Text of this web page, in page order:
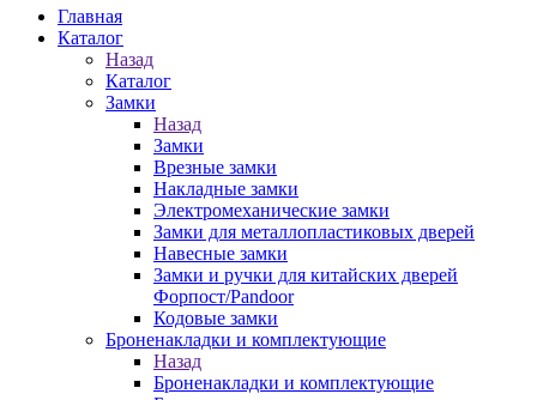
Главная
Каталог
Назад
Каталог
Замки
Назад
Замки
Врезные замки
Накладные замки
Электромеханические замки
Замки для металлопластиковых дверей
Навесные замки
Замки и ручки для китайских дверей
Форпост/Раndoor
Кодовые замки
Броненакладки и комплектующие
Назад
Броненакладки и комплектующие